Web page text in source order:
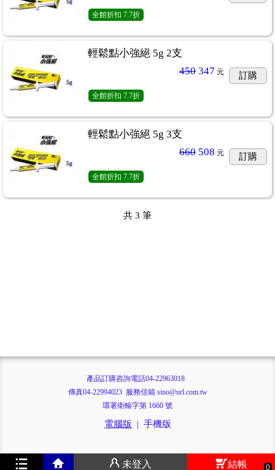
未登入 結帳 0
全館折扣 7.7折
輕鬆點小強絕 5g 2支
450 347 元 訂購
全館折扣 7.7折
輕鬆點小強絕 5g 3支
660 508 元 訂購
全館折扣 7.7折
共 3 筆
產品訂購咨詢電話04-22963018
傳真04-22994023 服務信箱 sino@url.com.tw
環署衛輸字第 1660 號
電腦版 | 手機版